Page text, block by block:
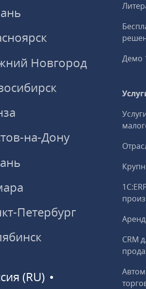
Новгород
на-Дону
Петербург
(RU)
Демо
CRM